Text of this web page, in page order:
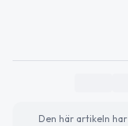
Den här artikeln